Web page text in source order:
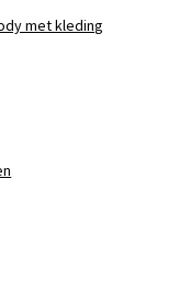
met kleding